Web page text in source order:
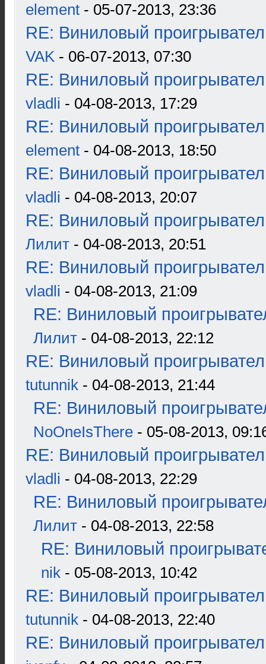
element - 05-07-2013, 23:36
RE: Виниловый
VAK - 06-07-2013, 07:30
RE: Виниловый
vladli - 04-08-2013, 17:29
RE: Виниловый
element - 04-08-2013, 18:50
RE: Виниловый
vladli - 04-08-2013, 20:07
RE: Виниловый
Лилит - 04-08-2013, 20:51
RE: Виниловый
vladli - 04-08-2013, 21:09
RE: Виниловый
Лилит - 04-08-2013, 22:12
RE: Виниловый
tutunnik - 04-08-2013, 21:44
RE: Виниловый
NoOneIsThere - 05-08-2013,
RE: Виниловый
vladli - 04-08-2013, 22:29
RE: Виниловый
Лилит - 04-08-2013, 22:58
RE: Виниловый
nik - 05-08-2013, 10:42
RE: Виниловый
tutunnik - 04-08-2013, 22:40
RE: Виниловый